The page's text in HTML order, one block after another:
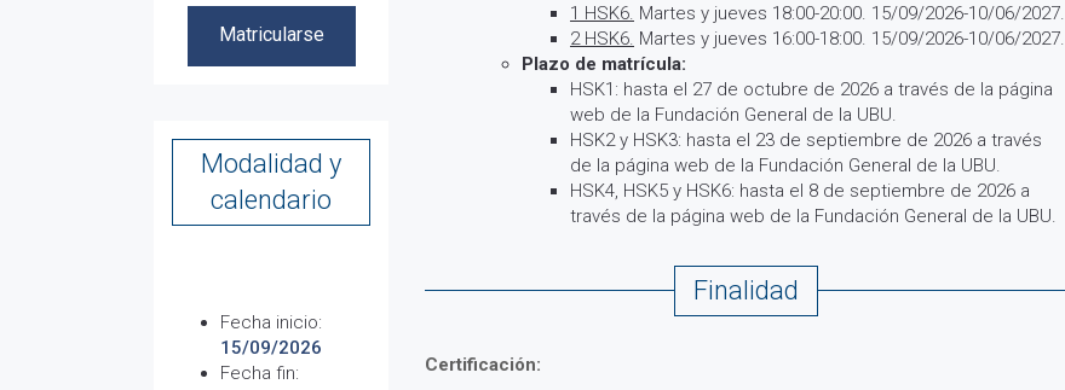
Matricularse
Modalidad y
calendario
Fecha inicio:
15/09/2026
Fecha fin:
1 HSK6. Martes y jueves 18:00-20:00. 15/09/2026-10/06/2027.
2 HSK6. Martes y jueves 16:00-18:00. 15/09/2026-10/06/2027.
Plazo de matrícula:
HSK1: hasta el 27 de octubre de 2026 a través de la página
web de la Fundación General de la UBU.
HSK2 y HSK3: hasta el 23 de septiembre de 2026 a través
de la página web de la Fundación General de la UBU.
HSK4, HSK5 y HSK6: hasta el 8 de septiembre de 2026 a
través de la página web de la Fundación General de la UBU.
Finalidad
Certificación: